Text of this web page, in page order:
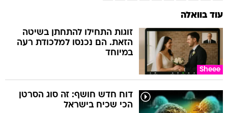
עוד בוואלה
Sheee
זוגות התחילו להתחתן בשיטה
הזאת. הם נכנסו למלכודת רעה
במיוחד
דוח חדש חושף: זה סוג הסרטן
הכי שכיח בישראל